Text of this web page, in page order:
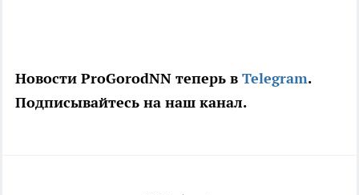
Новости ProGorodNN теперь в Telegram.
Подписывайтесь на наш канал.